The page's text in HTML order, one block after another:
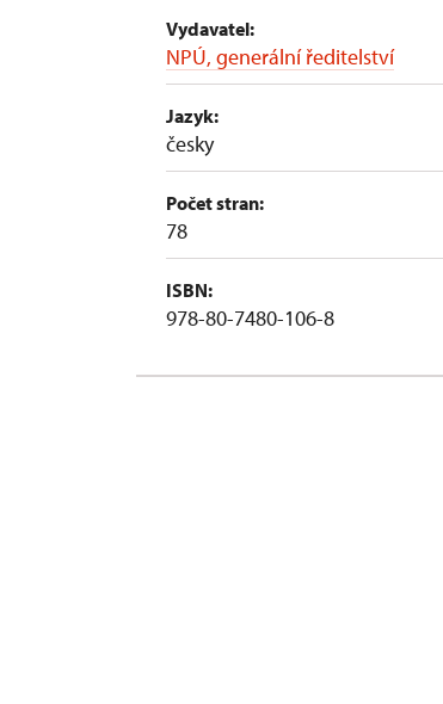
Vydavatel:
NPÚ, generální ředitelství
Jazyk:
česky
Počet stran:
78
ISBN:
978-80-7480-106-8